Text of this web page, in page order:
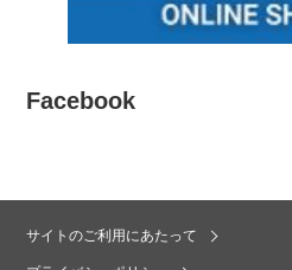
Facebook
サイトのご利用にあたって